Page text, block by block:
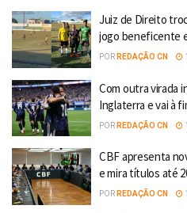
Juiz de Direito
jogo beneficente
POR REDAÇÃO CN
Com outra virada
Inglaterra e vai à
POR REDAÇÃO CN
CBF apresenta
e mira títulos até
POR REDAÇÃO CN